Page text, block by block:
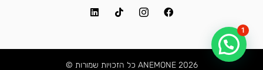
2026 ANEMONE כל הזכויות שמורות ©
1